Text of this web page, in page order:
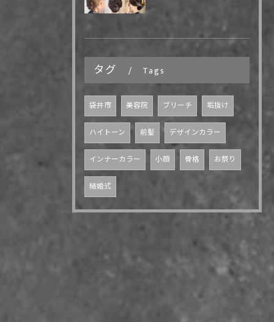
タグ Tags
袋井市 美容院 ブリーチ 垢抜け
ハイトーン 前髪 デザインカラー
インナーカラー 小顔 骨格 お祭り
結婚式